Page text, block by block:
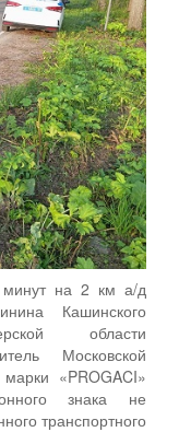
минут на 2 км а/д
Кашинского
области
Московской
«PROGACI»
знака не
транспортного